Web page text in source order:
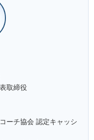
取締役
ーチ協会 認定キャッシ